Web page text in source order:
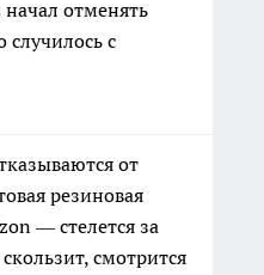
отменять
случилось с
от
резиновая
— стелется за
смотрится